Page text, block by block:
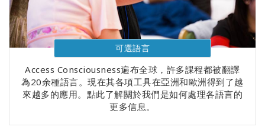
可選語言
Access Consciousness遍布全球，許多課程都被翻譯
為20余種語言。現在其各項工具在亞洲和歐洲得到了越
來越多的應用。點此了解關於我們是如何處理各語言的
更多信息。